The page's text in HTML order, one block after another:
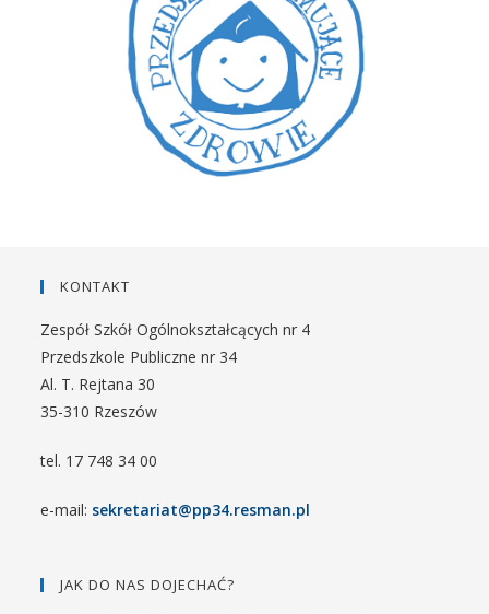
KONTAKT
Zespół Szkół Ogólnokształcących nr 4
Przedszkole Publiczne nr 34
Al. T. Rejtana 30
35-310 Rzeszów
tel. 17 748 34 00
e-mail: sekretariat@pp34.resman.pl
JAK DO NAS DOJECHAĆ?